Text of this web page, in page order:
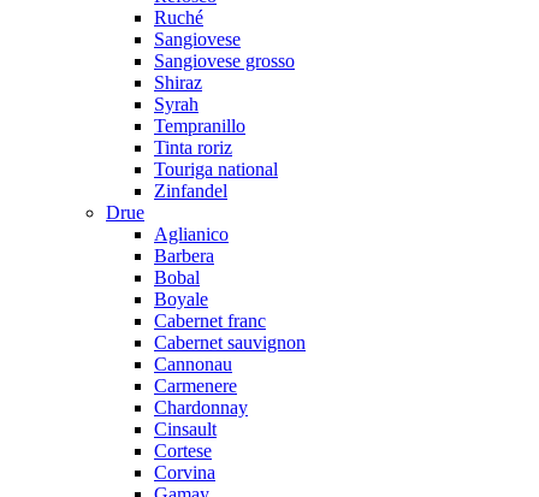
Ruché
Sangiovese
Sangiovese grosso
Shiraz
Syrah
Tempranillo
Tinta roriz
Touriga national
Zinfandel
Drue
Aglianico
Barbera
Bobal
Boyale
Cabernet franc
Cabernet sauvignon
Cannonau
Carmenere
Chardonnay
Cinsault
Cortese
Corvina